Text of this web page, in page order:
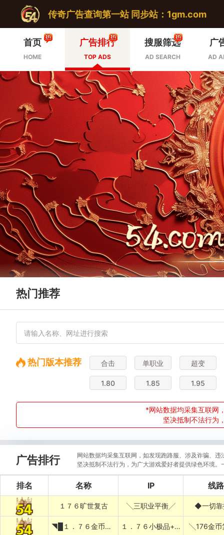
传奇广告查询第一站 同步站：1gm.com
首页
HOME
广告排行
TOP ADS
搜服筛选
AD SEARCH
广
AD
热门推荐
热门版本推荐 合击 单职业 超变
1.80 1.85 1.95
*网站数据均采集互联网
坚决抵制不法行为
广告排行
网站数据均采集互联网，如发现跑路服、涉及诈骗、
坚决抵制不法行为，为广大游戏爱好者提供绿色环境
排名 名称 IP 线路
１７６旷世复古 ╲三职业平衡╱ ◆一切
◥█１．７６金币复古 １．７６小极品+５██◤ ╲176金